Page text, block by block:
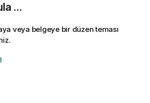
...
veya belgeye bir düzen teması